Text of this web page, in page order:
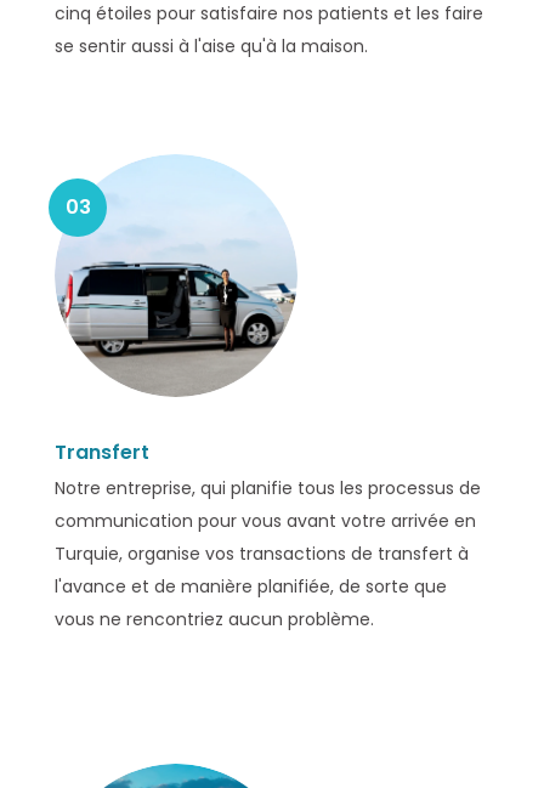
cinq étoiles pour satisfaire nos patients et les faire
se sentir aussi à l'aise qu'à la maison.
03
Transfert
Notre entreprise, qui planifie tous les processus de
communication pour vous avant votre arrivée en
Turquie, organise vos transactions de transfert à
l'avance et de manière planifiée, de sorte que
vous ne rencontriez aucun problème.